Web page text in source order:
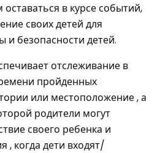
в курсе событий,
своих детей для
и безопасности детей.
отслеживание в
пройденных
или местоположение , а
родители могут
своего ребенка и
, когда дети входят/